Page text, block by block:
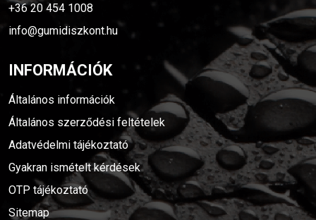
+36 20 454 1008
info@gumidiszkont.hu
INFORMÁCIÓK
Általános információk
Általános szerződési feltételek
Adatvédelmi tájékoztató
Gyakran ismételt kérdések
OTP tájékoztató
Sitemap